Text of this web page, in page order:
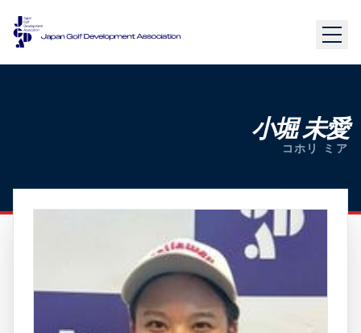
小堀 未愛
コホリ ミア